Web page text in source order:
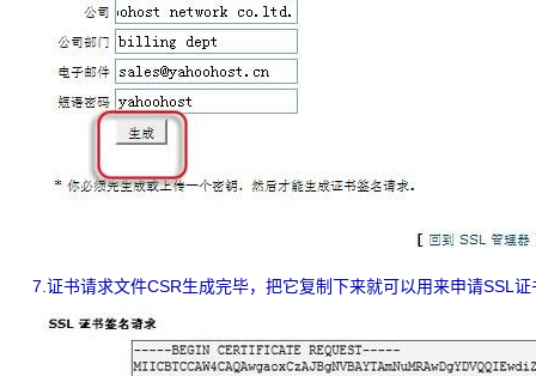
7.证书请求文件CSR生成完毕，把它复制下来就可以用来申请SSL